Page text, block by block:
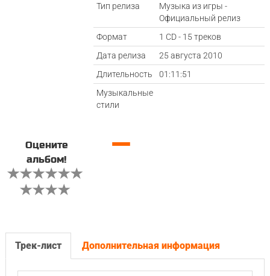
Тип релиза
Музыка из игры -
Официальный релиз
Формат
1 CD - 15 треков
Дата релиза
25 августа 2010
Длительность
01:11:51
Музыкальные
стили
Оцените
альбом!
—
Трек-лист Дополнительная информация